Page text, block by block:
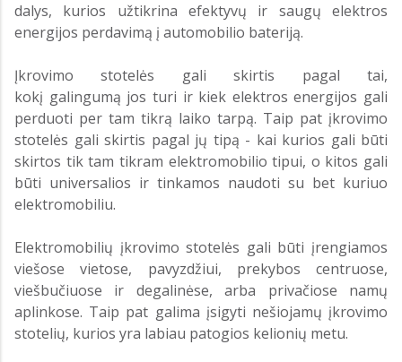
dalys, kurios užtikrina efektyvų ir saugų elektros
energijos perdavimą į automobilio bateriją.
Įkrovimo stotelės gali skirtis pagal tai,
kokį galingumą jos turi ir kiek elektros energijos gali
perduoti per tam tikrą laiko tarpą. Taip pat įkrovimo
stotelės gali skirtis pagal jų tipą - kai kurios gali būti
skirtos tik tam tikram elektromobilio tipui, o kitos gali
būti universalios ir tinkamos naudoti su bet kuriuo
elektromobiliu.
Elektromobilių įkrovimo stotelės gali būti įrengiamos
viešose vietose, pavyzdžiui, prekybos centruose,
viešbučiuose ir degalinėse, arba privačiose namų
aplinkose. Taip pat galima įsigyti nešiojamų įkrovimo
stotelių, kurios yra labiau patogios kelionių metu.